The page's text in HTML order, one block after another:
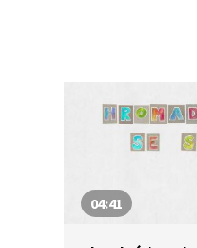
04:41